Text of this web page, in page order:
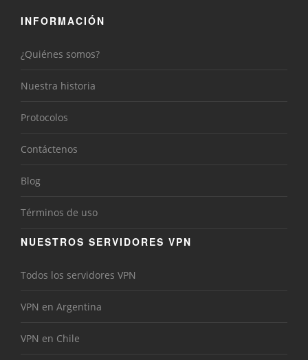
INFORMACIÓN
¿Quiénes somos?
Nuestra historia
Protocolos
Contáctenos
Blog
Términos de uso
NUESTROS SERVIDORES VPN
Todos los servidores VPN
VPN en Argentina
VPN en Chile